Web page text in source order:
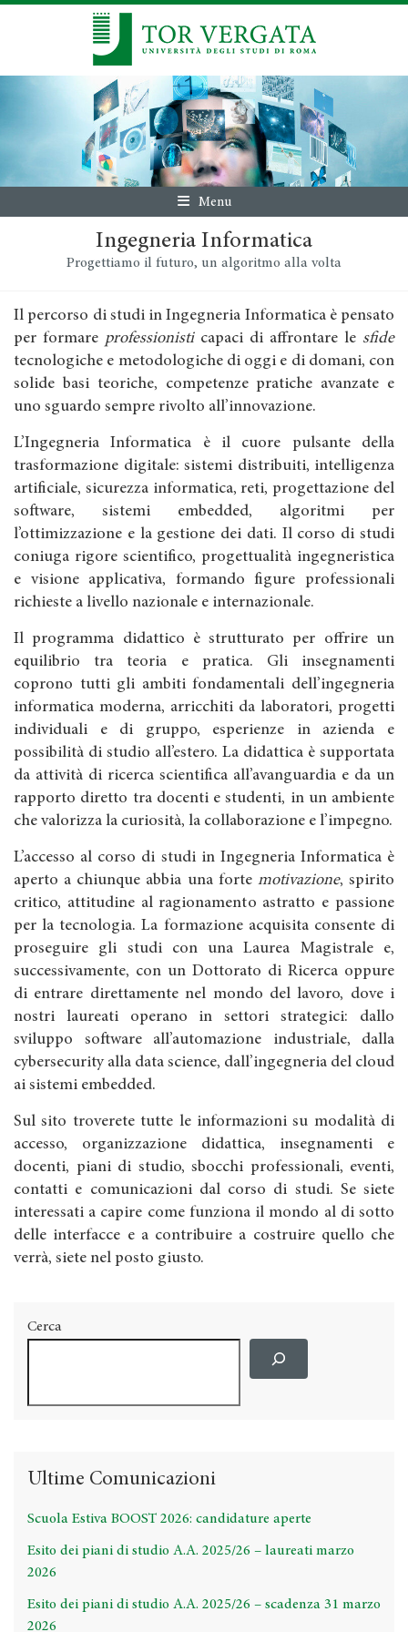
Menu
Ingegneria Informatica
Progettiamo il futuro, un algoritmo alla volta
Il percorso di studi in Ingegneria Informatica è pensato
per formare professionisticapaci di affrontare le sfide
tecnologiche e metodologiche di oggi e di domani, con
solide basi teoriche, competenze pratiche avanzate e
uno sguardo sempre rivolto all’innovazione.
L’Ingegneria Informatica è il cuore pulsante della
trasformazione digitale: sistemi distribuiti, intelligenza
artificiale, sicurezza informatica, reti, progettazione del
software, sistemi embedded, algoritmi per
l’ottimizzazione e la gestione dei dati. Il corso di studi
coniuga rigore scientifico, progettualità ingegneristica
e visione applicativa, formando figure professionali
richieste a livello nazionale e internazionale.
Il programma didattico è strutturato per offrire un
equilibrio tra teoria e pratica. Gli insegnamenti
coprono tutti gli ambiti fondamentali dell’ingegneria
informatica moderna, arricchiti da laboratori, progetti
individuali e di gruppo, esperienze in azienda e
possibilità di studio all’estero. La didattica è supportata
da attività di ricerca scientifica all’avanguardia e da un
rapporto diretto tra docenti e studenti, in un ambiente
che valorizza la curiosità, la collaborazione e l’impegno.
L’accesso al corso di studi in Ingegneria Informatica è
aperto a chiunque abbia una forte motivazione, spirito
critico, attitudine al ragionamento astratto e passione
per la tecnologia. La formazione acquisita consente di
proseguire gli studi con una Laurea Magistrale e,
successivamente, con un Dottorato di Ricerca oppure
di entrare direttamente nel mondo del lavoro, dove i
nostri laureati operano in settori strategici: dallo
sviluppo software all’automazione industriale, dalla
cybersecurity alla data science, dall’ingegneria del cloud
ai sistemi embedded.
Sul sito troverete tutte le informazioni su modalità di
accesso, organizzazione didattica, insegnamenti e
docenti, piani di studio, sbocchi professionali, eventi,
contatti e comunicazioni dal corso di studi. Se siete
interessati a capire come funziona il mondo al di sotto
delle interfacce e a contribuire a costruire quello che
verrà, siete nel posto giusto.
Cerca
Ultime Comunicazioni
Scuola Estiva BOOST 2026: candidature aperte
Esito dei piani di studio A.A. 2025/26 – laureati marzo
2026
Esito dei piani di studio A.A. 2025/26 – scadenza 31 marzo
2026